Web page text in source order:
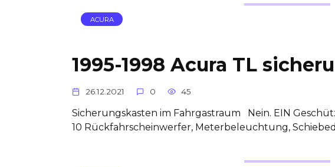
ACURA
1995-1998 Acura TL
26.12.2021 0 45
Sicherungskasten im Fahrgastraum Nein. EIN
10 Rückfahrscheinwerfer, Meterbeleuchtung,